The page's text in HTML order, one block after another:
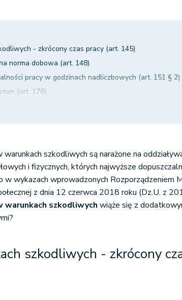
- zkrócony czas pracy (art. 145)
norma dobowa (art. 148)
pracy w godzinach nadliczbowych (art. 151 § 2)
(art. 176)
zawodowym (art. 227)
wypowiedzenia przez pracownika (art. 55 § 1)
szkodliwych są narażone na
i fizycznych, których najwyższe
wykazach wprowadzonych Rozporządzeniem
z dnia 12 czerwca 2018 roku (Dz.U. z
warunkach szkodliwych wiąże się z
szkodliwych - zkrócony